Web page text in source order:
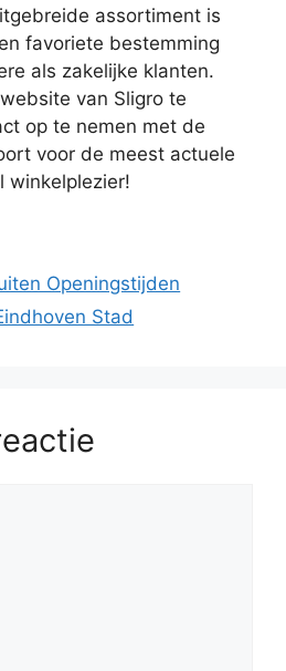
assortiment is
favoriete bestemming
als zakelijke klanten.
van Sligro te
op te nemen met de
voor de meest actuele
winkelplezier!
Openingstijden
Stad